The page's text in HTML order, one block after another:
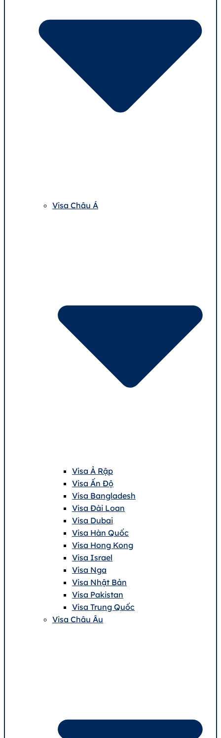
Visa Châu Á
Visa Ả Rập
Visa Ấn Độ
Visa Bangladesh
Visa Đài Loan
Visa Dubai
Visa Hàn Quốc
Visa Hong Kong
Visa Israel
Visa Nga
Visa Nhật Bản
Visa Pakistan
Visa Trung Quốc
Visa Châu Âu